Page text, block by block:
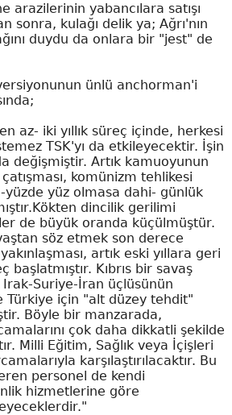
arazilerinin yabancılara satışı
sonra, kulağı delik ya; Ağrı'nın
duydu da onlara bir "jest" de
ünlü anchorman'i
az- iki yıllık süreç içinde, herkesi
TSK'yı da etkileyecektir. İşin
değişmiştir. Artık kamuoyunun
komünizm tehlikesi
yüz olmasa dahi- günlük
dincilik gerilimi
de büyük oranda küçülmüştür.
söz etmek son derece
artık eski yıllara geri
başlatmıştır. Kıbrıs bir savaş
Suriye-İran üçlüsünün
Türkiye için "alt düzey tehdit"
Böyle bir manzarada,
çok daha dikkatli şekilde
Milli Eğitim, Sağlık veya İçişleri
karşılaştırılacaktır. Bu
personel de kendi
hizmetlerine göre